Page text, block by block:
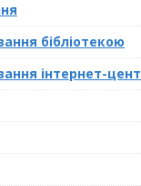
бібліотекою
інтернет-